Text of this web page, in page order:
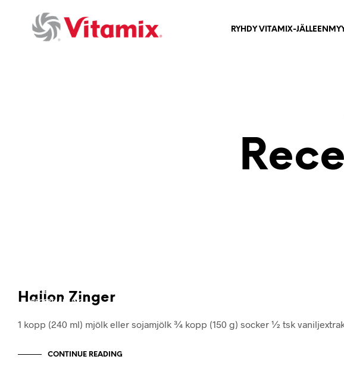
RYHDY VITAMIX-
RECEPT
RECEPTSAMLING
Hallon Zinger
1 kopp (240 ml) mjölk eller sojamjölk ¾ kopp (150 g) socker ½ tsk
CONTINUE READING